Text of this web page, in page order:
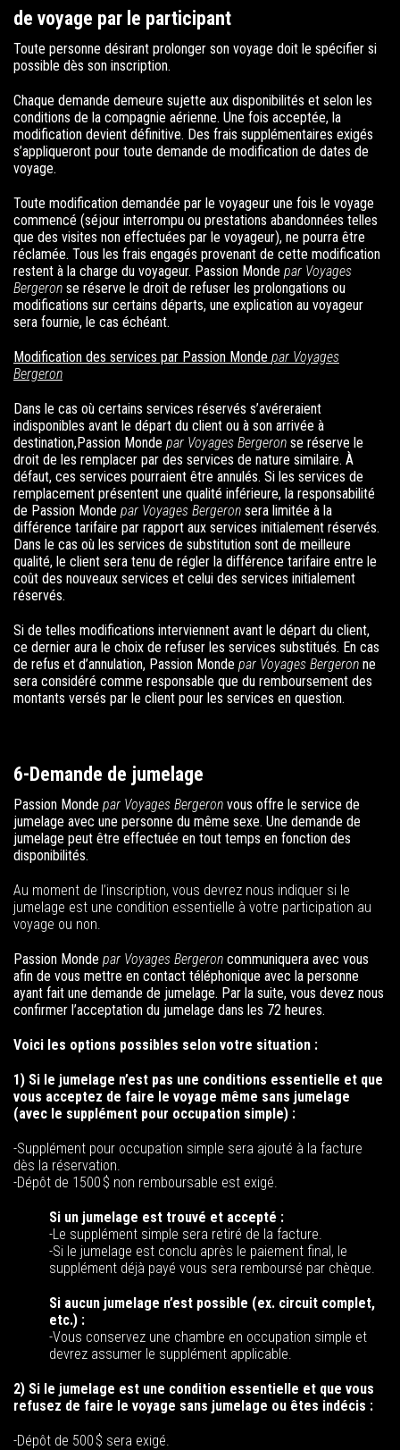
de voyage par le participant
Toute personne désirant prolonger son voyage doit le spécifier si
possible dès son inscription.
Chaque demande demeure sujette aux disponibilités et selon les
conditions de la compagnie aérienne. Une fois acceptée, la
modification devient définitive. Des frais supplémentaires exigés
s’appliqueront pour toute demande de modification de dates de
voyage.
Toute modification demandée par le voyageur une fois le voyage
commencé (séjour interrompu ou prestations abandonnées telles
que des visites non effectuées par le voyageur), ne pourra être
réclamée. Tous les frais engagés provenant de cette modification
restent à la charge du voyageur. Passion Monde par Voyages
Bergeron se réserve le droit de refuser les prolongations ou
modifications sur certains départs, une explication au voyageur
sera fournie, le cas échéant.
Modification des services par Passion Monde par Voyages
Bergeron
Dans le cas où certains services réservés s’avéreraient
indisponibles avant le départ du client ou à son arrivée à
destination,Passion Monde par Voyages Bergeron se réserve le
droit de les remplacer par des services de nature similaire. À
défaut, ces services pourraient être annulés. Si les services de
remplacement présentent une qualité inférieure, la responsabilité
de Passion Monde par Voyages Bergeron sera limitée à la
différence tarifaire par rapport aux services initialement réservés.
Dans le cas où les services de substitution sont de meilleure
qualité, le client sera tenu de régler la différence tarifaire entre le
coût des nouveaux services et celui des services initialement
réservés.
Si de telles modifications interviennent avant le départ du client,
ce dernier aura le choix de refuser les services substitués. En cas
de refus et d’annulation, Passion Monde par Voyages Bergeron ne
sera considéré comme responsable que du remboursement des
montants versés par le client pour les services en question.
6-Demande de jumelage
Passion Monde par Voyages Bergeron vous offre le service de
jumelage avec une personne du même sexe. Une demande de
jumelage peut être effectuée en tout temps en fonction des
disponibilités.
Au moment de l’inscription, vous devrez nous indiquer si le
jumelage est une condition essentielle à votre participation au
voyage ou non.
Passion Monde par Voyages Bergeron communiquera avec vous
afin de vous mettre en contact téléphonique avec la personne
ayant fait une demande de jumelage. Par la suite, vous devez nous
confirmer l’acceptation du jumelage dans les 72 heures.
Voici les options possibles selon votre situation :
1) Si le jumelage n’est pas une conditions essentielle et que
vous acceptez de faire le voyage même sans jumelage
(avec le supplément pour occupation simple) :
-Supplément pour occupation simple sera ajouté à la facture
dès la réservation.
-Dépôt de 1500 $ non remboursable est exigé.
Si un jumelage est trouvé et accepté :
-Le supplément simple sera retiré de la facture.
-Si le jumelage est conclu après le paiement final, le
supplément déjà payé vous sera remboursé par chèque.
Si aucun jumelage n’est possible (ex. circuit complet,
etc.) :
-Vous conservez une chambre en occupation simple et
devrez assumer le supplément applicable.
2) Si le jumelage est une condition essentielle et que vous
refusez de faire le voyage sans jumelage ou êtes indécis :
-Dépôt de 500 $ sera exigé.